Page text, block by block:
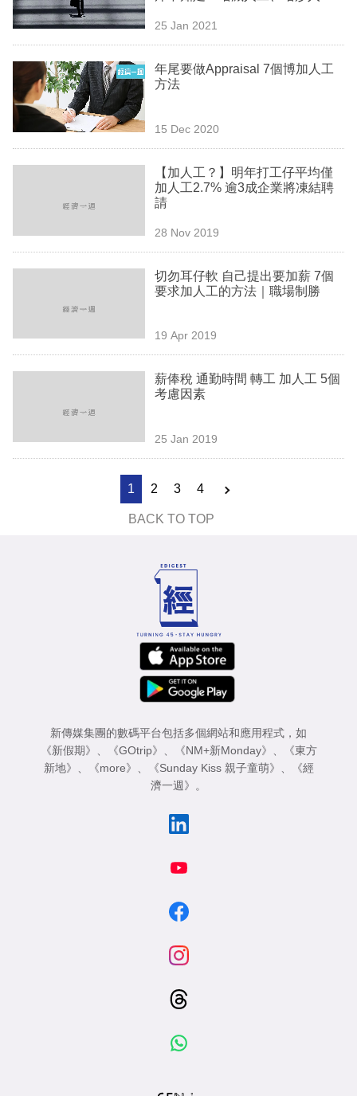
閱
區
25 Jan 2021
年尾要做Appraisal 7個博加人工
方法
15 Dec 2020
【加人工？】明年打工仔平均僅
加人工2.7% 逾3成企業將凍結聘
請
28 Nov 2019
切勿耳仔軟 自己提出要加薪 7個
要求加人工的方法｜職場制勝
19 Apr 2019
薪俸稅 通勤時間 轉工 加人工 5個
考慮因素
25 Jan 2019
1 2 3 4
BACK TO TOP
新傳媒集團的數碼平台包括多個網站和應用程式，如
《新假期》 、 《GOtrip》 、 《NM+新Monday》 、
《東方
新地》 、 《more》 、 《Sunday Kiss 親子童萌》 、
《經
濟一週》 。